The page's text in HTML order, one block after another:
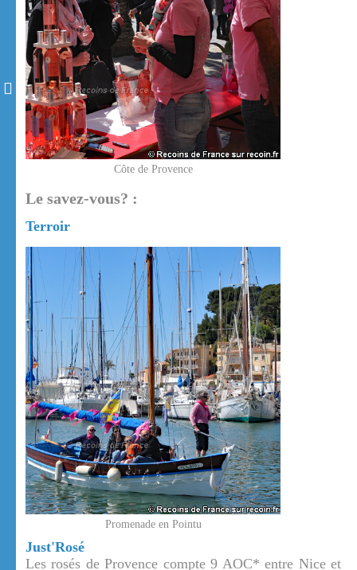
Côte de Provence
Le savez-vous? :
Terroir
Promenade en Pointu
Just'Rosé
Les rosés de Provence compte 9 AOC* entre Nice et